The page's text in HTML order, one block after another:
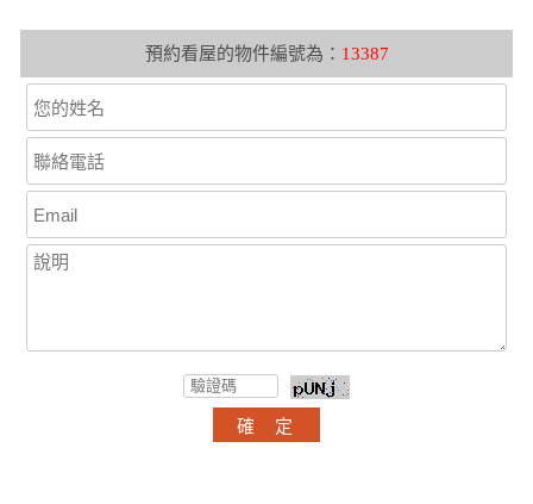
預約看屋的物件編號為： 13387